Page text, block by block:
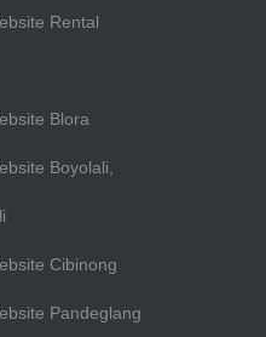
Rental
Blora
Boyolali,
Cibinong
Pandeglang